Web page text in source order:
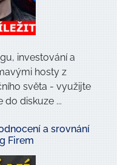
investování a
hosty z
světa - využijte
do diskuze ...
a srovnání
Firem